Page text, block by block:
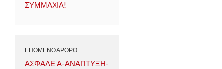
ΣΥΜΜΑΧΙΑ!
ΕΠΟΜΕΝΟ ΑΡΘΡΟ
ΑΣΦΑΛΕΙΑ-ΑΝΑΠΤΥΞΗ-